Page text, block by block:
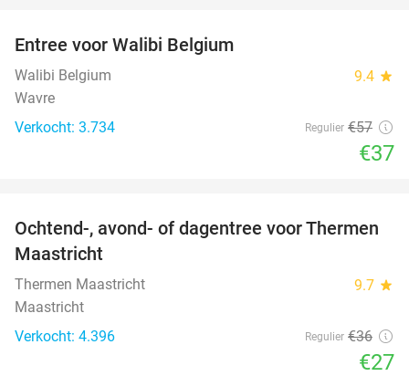
Entree voor Walibi Belgium
Walibi Belgium 9.4 star
Wavre
Verkocht: 3.734
Regulier €57
€37
25%
Ochtend-, avond- of dagentree voor Thermen
Maastricht
Thermen Maastricht 9.7 star
Maastricht
Verkocht: 4.396
Regulier €36
€27